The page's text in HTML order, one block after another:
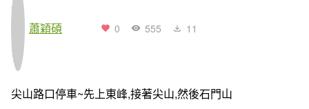
蕭穎碩 0 555 11
尖山路口停車~先上東峰,接著尖山,然後石門山